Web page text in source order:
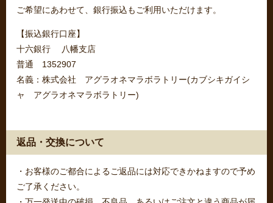
ご希望にあわせて、銀行振込もご利用いただけます。
【振込銀行口座】
十六銀行 八幡支店
普通 1352907
名義：株式会社 アグラオネマラボラトリー(カブシキガイシ
ャ アグラオネマラボラトリー)
返品・交換について
・お客様のご都合によるご返品には対応できかねますので予め
ご了承ください。